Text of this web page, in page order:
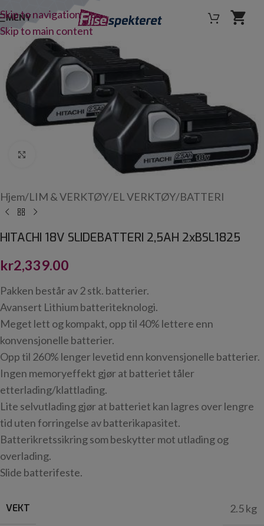
Skip to navigation
Skip to main content
MENY
Click to enlarge
Hjem/LIM & VERKTØY/EL VERKTØY/BATTERI
HITACHI 18V SLIDEBATTERI 2,5AH 2xBSL1825
kr2,339.00
Pakken består av 2 stk. batterier.
Avansert Lithium batteriteknologi.
Meget lett og kompakt, opp til 40% lettere enn
konvensjonelle batterier.
Opp til 260% lenger levetid enn konvensjonelle batterier.
Ingen memoryeffekt gjør at batteriet tåler
etterlading/klattlading.
Lite selvutlading gjør at batteriet kan lagres over lengre
tid uten forringelse av batterikapasitet.
Batterikretssikring som beskytter mot utlading og
overlading.
Slide batterifeste.
VEKT 2.5 kg